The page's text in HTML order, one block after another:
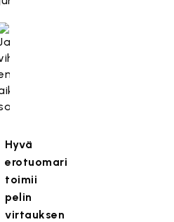
Hyvä
erotuomari
toimii
pelin
virtauksen